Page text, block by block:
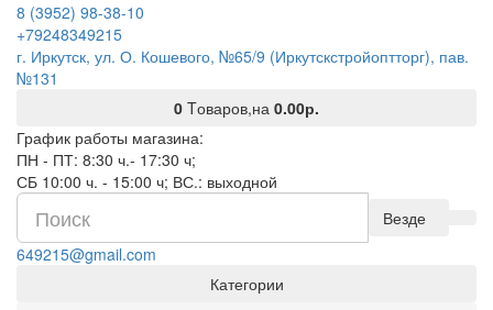
8 (3952) 98-38-10
+79248349215
г. Иркутск, ул. О. Кошевого, №65/9 (Иркутскстройоптторг), пав.
№131
0 Tоваров,на 0.00р.
График работы магазина:
ПН - ПТ: 8:30 ч.- 17:30 ч;
СБ 10:00 ч. - 15:00 ч; ВС.: выходной
Везде
649215@gmail.com
Категории